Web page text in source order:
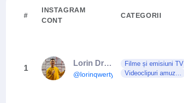
#
INSTAGRAM
CONT
CATEGORII
1
Lorin Druță
@lorinqwerty
Filme și emisiuni TV
Videoclipuri amuz...